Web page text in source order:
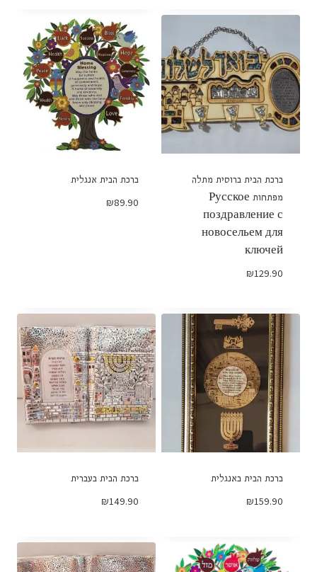
ברכת הבית ברוסית מתלה
מפתחות Русское
поздравление с
новосельем для
ключей
₪129.90
ברכת הבית אנגלית
₪89.90
ברכת הבית באנגלית
₪159.90
ברכת הבית בעברית
₪149.90